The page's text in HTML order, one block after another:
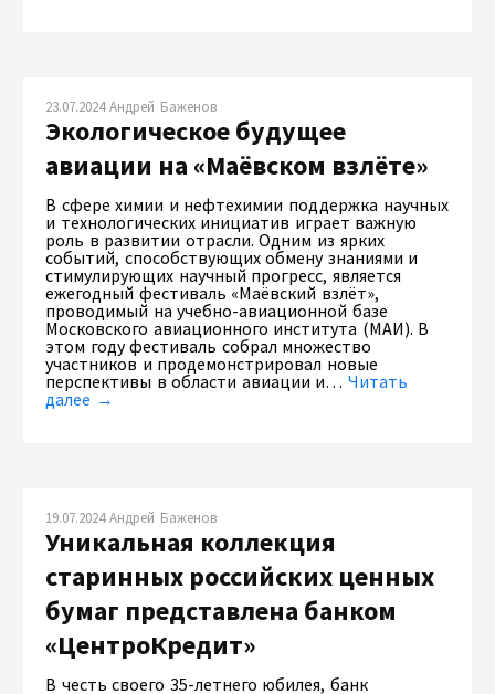
23.07.2024 Андрей Баженов
Экологическое будущее
авиации на «Маёвском взлёте»
В сфере химии и нефтехимии поддержка научных
и технологических инициатив играет важную
роль в развитии отрасли. Одним из ярких
событий, способствующих обмену знаниями и
стимулирующих научный прогресс, является
ежегодный фестиваль «Маёвский взлёт»,
проводимый на учебно-авиационной базе
Московского авиационного института (МАИ). В
этом году фестиваль собрал множество
участников и продемонстрировал новые
перспективы в области авиации и… Читать
далее →
19.07.2024 Андрей Баженов
Уникальная коллекция
старинных российских ценных
бумаг представлена банком
«ЦентроКредит»
В честь своего 35-летнего юбилея, банк